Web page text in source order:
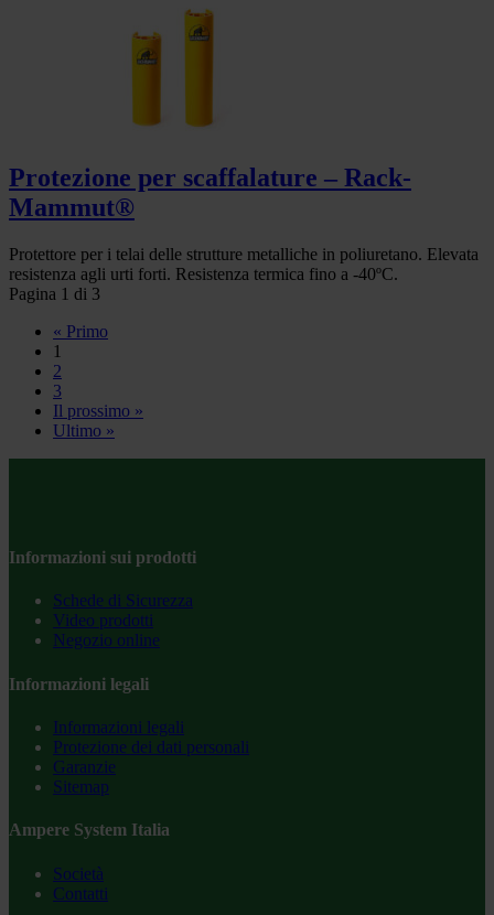
Protezione per scaffalature – Rack-
Mammut®
Protettore per i telai delle strutture metalliche in poliuretano. Elevata
resistenza agli urti forti. Resistenza termica fino a -40ºC.
Pagina 1 di 3
« Primo
1
2
3
Il prossimo »
Ultimo »
Informazioni sui prodotti
Schede di Sicurezza
Video prodotti
Negozio online
Informazioni legali
Informazioni legali
Protezione dei dati personali
Garanzie
Sitemap
Ampere System Italia
Società
Contatti